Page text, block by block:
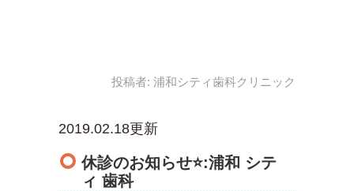
投稿者: 浦和シティ歯科クリニック
2019.02.18更新
休診のお知らせ⭐️:浦和 シテ
ィ 歯科